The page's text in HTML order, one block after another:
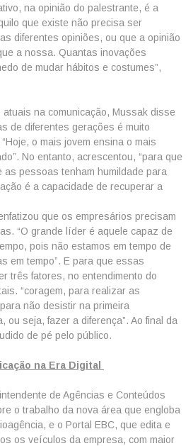
na opinião do palestrante, é a
que existe não precisa ser
diferentes opiniões, ou que a opinião
a nossa. Quantas inovações
de mudar hábitos e costumes”,
na comunicação, Mussak disse
de diferentes gerações é muito
o mais jovem ensina o mais
No entanto, acrescentou, “para que
pessoas tenham humildade para
é a capacidade de recuperar a
que os empresários precisam
“O grande líder é aquele capaz de
pois não estamos em tempo de
em tempo”. E para que essas
três fatores, no entendimento do
“coragem, para realizar as
não desistir na primeira
ou seja, fazer a diferença”. Ao final da
de pé pelo público.
na Era Digital
de Agências e Conteúdos
o trabalho da nova área que engloba
e o Portal EBC, que edita e
os veículos da empresa, com maior